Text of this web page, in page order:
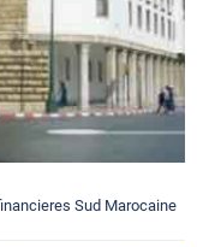
Sud Marocaine